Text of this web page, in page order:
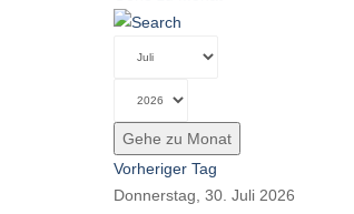
Gehe zu Monat
Vorheriger Tag
Donnerstag, 30. Juli 2026